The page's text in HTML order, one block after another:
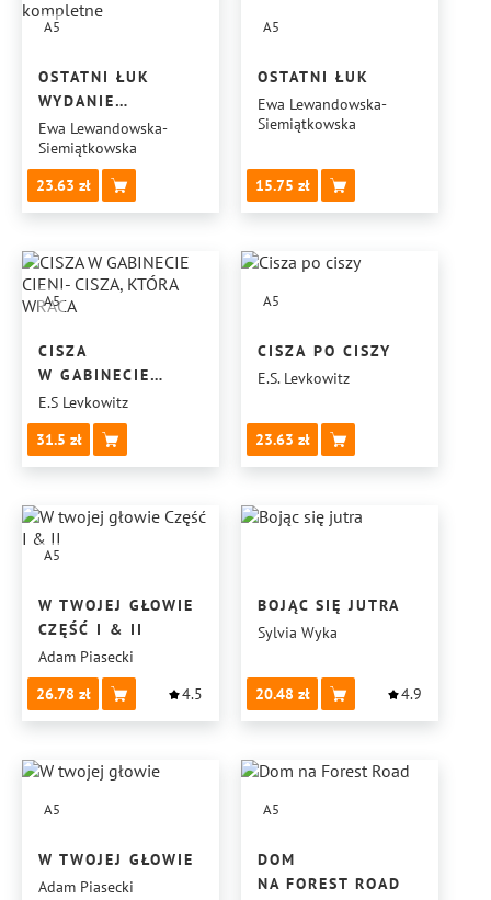
A5
OSTATNI ŁUK
WYDANIE
KOMPLETNE
Ewa Lewandowska-
Siemiątkowska
23.63
A5
OSTATNI ŁUK
Ewa Lewandowska-
Siemiątkowska
15.75
A5
CISZA
W GABINECIE
CIENI- CISZA,
KTÓRA WRACA
E.S Levkowitz
31.5
A5
CISZA PO CISZY
E.S. Levkowitz
23.63
A5
W TWOJEJ GŁOWIE
CZĘŚĆ I & II
Adam Piasecki
26.78
4.5
BOJĄC SIĘ JUTRA
Sylvia Wyka
20.48 4.9
A5
W TWOJEJ GŁOWIE
Adam Piasecki
A5
DOM
NA FOREST ROAD